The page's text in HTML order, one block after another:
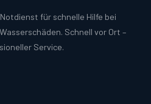
für schnelle Hilfe bei
Schnell vor Ort –
Service.